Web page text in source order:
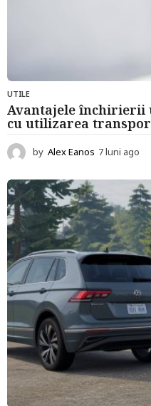
UTILE
Avantajele închirierii
cu utilizarea
by Alex Eanos 7 luni ago
u
n
i
a
g
o